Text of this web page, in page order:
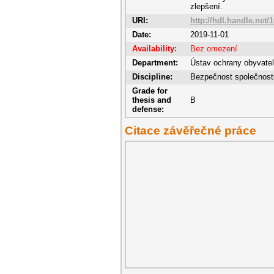
zlepšení.
URI:
http://hdl.handle.net/
Date:
2019-11-01
Availability:
Bez omezení
Department:
Ústav ochrany
Discipline:
Bezpečnost společnosti
Grade for
thesis and
defense:
B
Citace závěřečné práce